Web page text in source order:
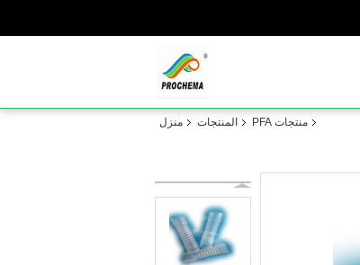
منزل المنتجات منتجات PFA